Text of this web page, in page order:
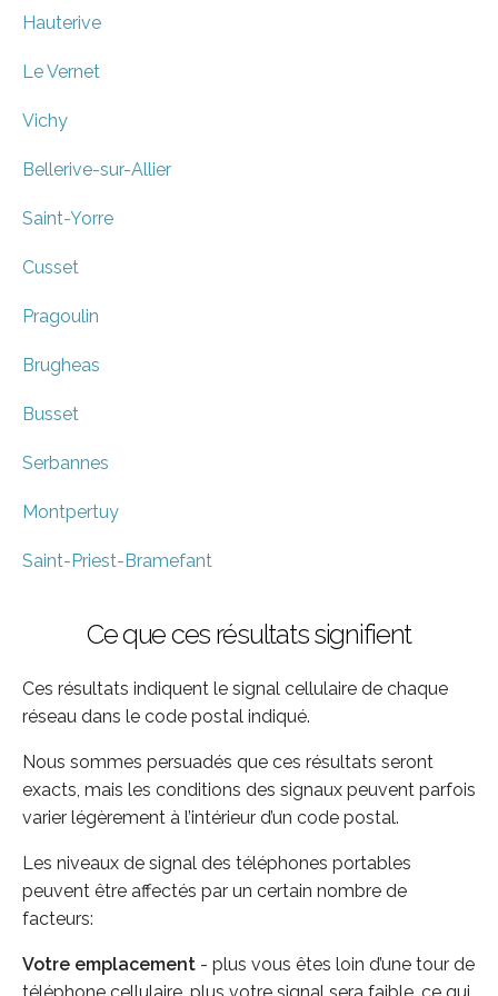
Hauterive
Le Vernet
Vichy
Bellerive-sur-Allier
Saint-Yorre
Cusset
Pragoulin
Brugheas
Busset
Serbannes
Montpertuy
Saint-Priest-Bramefant
Ce que ces résultats signifient
Ces résultats indiquent le signal cellulaire de chaque
réseau dans le code postal indiqué.
Nous sommes persuadés que ces résultats seront
exacts, mais les conditions des signaux peuvent parfois
varier légèrement à l’intérieur d’un code postal.
Les niveaux de signal des téléphones portables
peuvent être affectés par un certain nombre de
facteurs:
Votre emplacement - plus vous êtes loin d’une tour de